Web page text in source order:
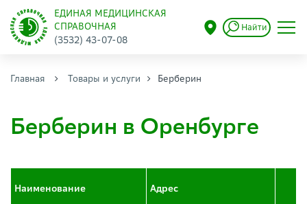
ЕДИНАЯ МЕДИЦИНСКАЯ
СПРАВОЧНАЯ
(3532) 43-07-08
Найти
Главная Товары и услуги Берберин
Берберин в Оренбурге
Наименование Адрес